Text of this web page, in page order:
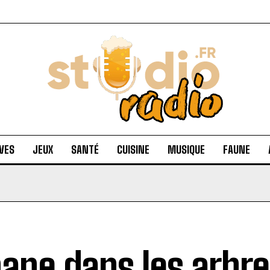
JEUX SANTÉ CUISINE MUSIQUE FAUNE